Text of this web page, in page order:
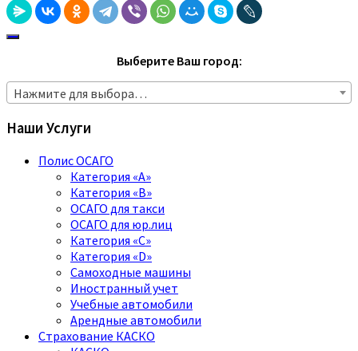
Выберите Ваш город:
Нажмите для выбора…
Наши Услуги
Полис ОСАГО
Категория «A»
Категория «B»
ОСАГО для такси
ОСАГО для юр.лиц
Категория «C»
Категория «D»
Самоходные машины
Иностранный учет
Учебные автомобили
Арендные автомобили
Страхование КАСКО